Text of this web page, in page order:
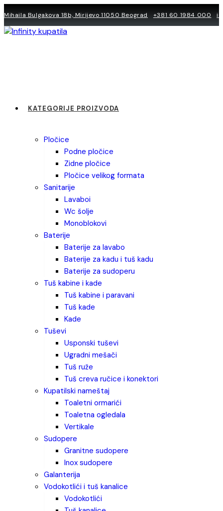
to
content
Mihaila Bulgakova 18b, Mirijevo 11050 Beograd +381 60 1984 000
KATEGORIJE PROIZVODA
pločice
podne pločice
zidne pločice
pločice velikog formata
sanitarije
lavaboi
wc šolje
monoblokovi
baterije
baterije za lavabo
baterije za kadu i tuš kadu
baterije za sudoperu
tuš kabine i kade
tuš kabine i paravani
tuš kade
kade
tuševi
usponski tuševi
ugradni mešači
tuš ruže
tuš creva ručice i konektori
kupatilski nameštaj
toaletni ormarići
toaletna ogledala
vertikale
sudopere
granitne sudopere
inox sudopere
galanterija
vodokotlići i tuš kanalice
vodokotlići